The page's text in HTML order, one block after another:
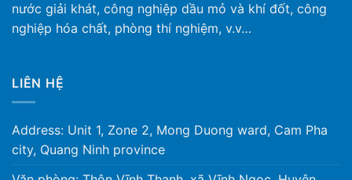
nước giải khát, công nghiệp dầu mỏ và khí đốt, công
nghiệp hóa chất, phòng thí nghiệm, v.v…
LIÊN HỆ
Address: Unit 1, Zone 2, Mong Duong ward, Cam Pha
city, Quang Ninh province